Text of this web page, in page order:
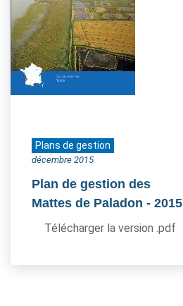
Plans de gestion
décembre 2015
Plan de gestion des
Mattes de Paladon - 2015
Télécharger la version .pdf